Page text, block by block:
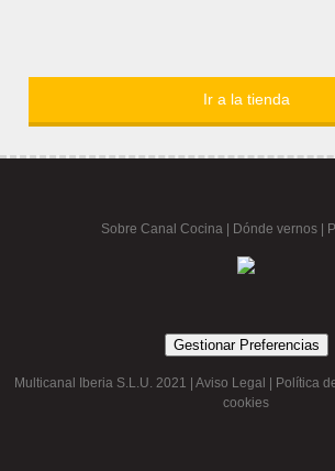
Ir a la tienda
Sobre Canal Cocina Dónde vernos |
Gestionar Preferencias
Multicanal Iberia S.L.U. 2021 | Aviso Legal Política
cookies